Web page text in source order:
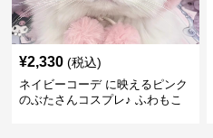
¥2,330 (税込)
ネイビーコーデ に映えるピンク
のぶたさんコスプレ♪ ふわもこ